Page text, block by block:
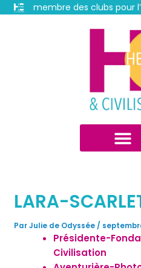
membre des clubs pour
Aller
LARA-
ParJulie de Odyssée/
Présidente-
Civilisation